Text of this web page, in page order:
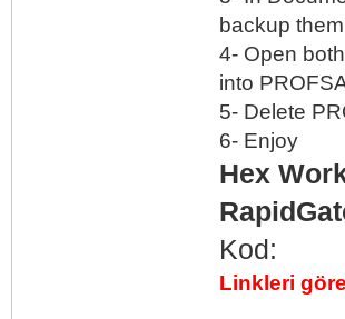
backup them
4- Open
into
5- Delete
6- Enjoy
Hex
Kod:
Linkleri